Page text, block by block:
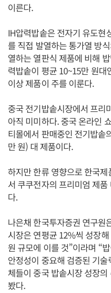
이른다.
IH압력밥솥은 전자기 유도현
를 직접 발열하는 통가열 방
열하는 열판식 제품에 비해
력밥솥이 평균 10~15만 원대
이상 제품이 주를 이룬다.
중국 전기밥솥시장에서 프리
아직 미미하다. 중국 온라인
티몰에서 판매중인 전기밥
만 원) 대 제품이다.
하지만 한류 영향으로 한국
서 쿠쿠전자의 프리미엄 제
다.
나은채 한국투자증권 연구원
시장은 연평균 12%씩 성장
원 규모에 이를 것”이라며 “
안정성이 중요해 검증된 기
체들이 중국 밥솥시장 성장
봤다.